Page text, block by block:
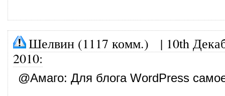
Шелвин (1117 комм.) | 10th
2010:
@Амаго: Для блога WordPress